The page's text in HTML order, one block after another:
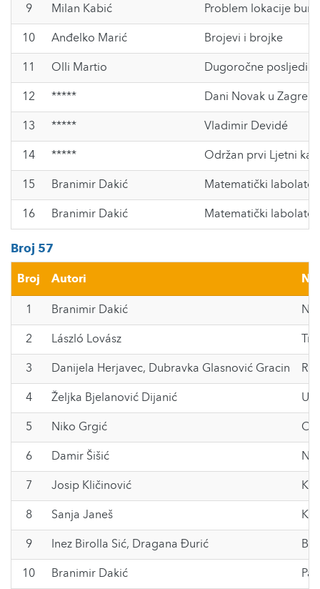
9 Milan Kabić Problem lokacije
10 Anđelko Marić Brojevi i brojke
11 Olli Martio Dugoročne
12 ***** Dani Novak u
13 ***** Vladimir Devidé
14 ***** Održan prvi Ljetni
15 Branimir Dakić Matematički
16 Branimir Dakić Matematički
Broj 57
Broj Autori
1 Branimir Dakić
2 László Lovász
3 Danijela Herjavec, Dubravka Glasnović Gracin
4 Željka Bjelanović Dijanić
5 Niko Grgić
6 Damir Šišić
7 Josip Kličinović
8 Sanja Janeš
9 Inez Birolla Sić, Dragana Đurić
10 Branimir Dakić